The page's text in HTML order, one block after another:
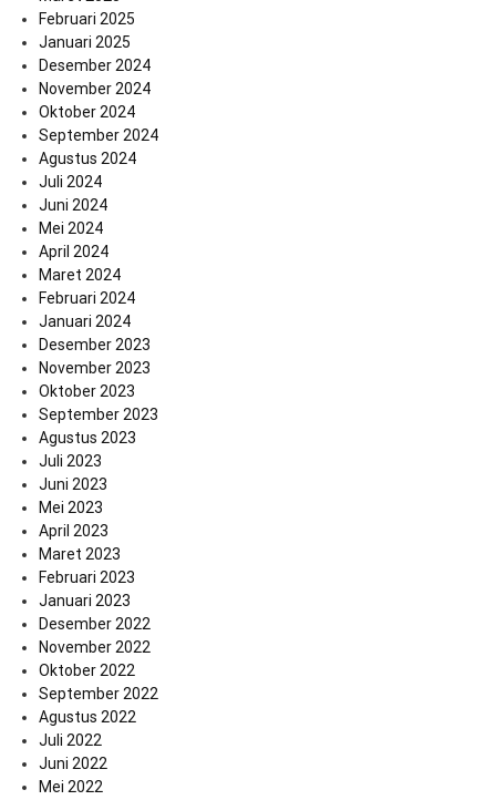
Februari 2025
Januari 2025
Desember 2024
November 2024
Oktober 2024
September 2024
Agustus 2024
Juli 2024
Juni 2024
Mei 2024
April 2024
Maret 2024
Februari 2024
Januari 2024
Desember 2023
November 2023
Oktober 2023
September 2023
Agustus 2023
Juli 2023
Juni 2023
Mei 2023
April 2023
Maret 2023
Februari 2023
Januari 2023
Desember 2022
November 2022
Oktober 2022
September 2022
Agustus 2022
Juli 2022
Juni 2022
Mei 2022